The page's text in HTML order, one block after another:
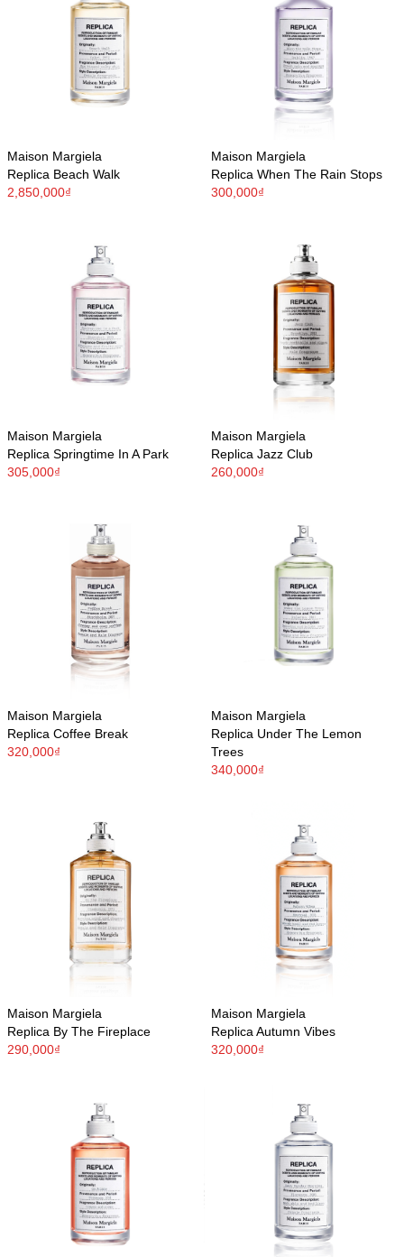
Maison Margiela
Replica Beach Walk
2,850,000₫
Maison Margiela
Replica When The Rain Stops
300,000₫
Maison Margiela
Replica Springtime In A Park
305,000₫
Maison Margiela
Replica Jazz Club
260,000₫
Maison Margiela
Replica Coffee Break
320,000₫
Maison Margiela
Replica Under The Lemon
Trees
340,000₫
Maison Margiela
Replica By The Fireplace
290,000₫
Maison Margiela
Replica Autumn Vibes
320,000₫